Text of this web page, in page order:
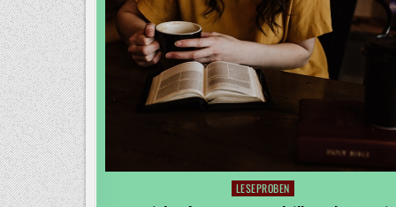
Posted
LESEPROBEN